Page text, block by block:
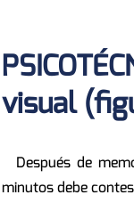
visual
Después de
minutos debe